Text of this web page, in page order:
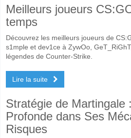
Meilleurs joueurs
temps
Découvrez les meilleurs joueurs de
s1mple et dev1ce à ZywOo,
légendes de Counter-Strike.
Lire la suite
Stratégie de Martingale
Profonde dans Ses
Risques